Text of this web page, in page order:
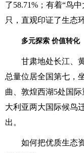
了58.71%；有着“鸟
只，直观印证了生态
多元探索 价值转化
甘肃地处长江、黄
总量位居全国第七，
曲、敦煌西湖5处国
大利亚两大国际候鸟
出。
如何把优质生态资